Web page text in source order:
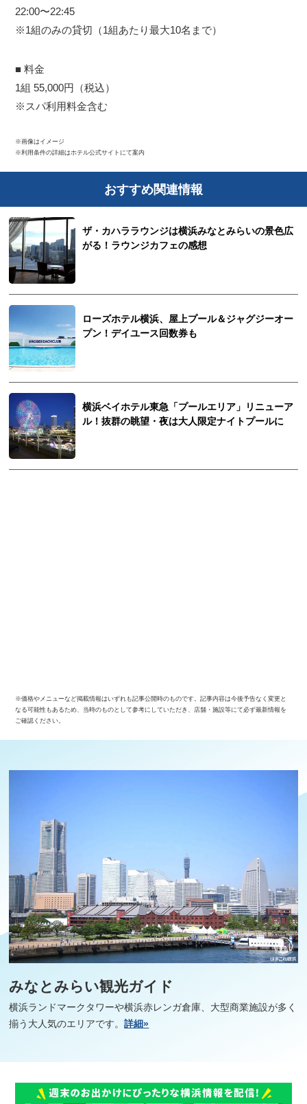
22:00〜22:45
※1組のみの貸切（1組あたり最大10名まで）
■ 料金
1組 55,000円（税込）
※スパ利用料金含む
※画像はイメージ
※利用条件の詳細はホテル公式サイトにて案内
おすすめ関連情報
ザ・カハララウンジは横浜みなとみらいの景色広
がる！ラウンジカフェの感想
ローズホテル横浜、屋上プール＆ジャグジーオー
プン！デイユース回数券も
横浜ベイホテル東急「プールエリア」リニューア
ル！抜群の眺望・夜は大人限定ナイトプールに
※価格やメニューなど掲載情報はいずれも記事公開時のものです。記事内容は今後予告なく変更と
なる可能性もあるため、当時のものとして参考にしていただき、店舗・施設等にて必ず最新情報を
ご確認ください。
みなとみらい観光ガイド
横浜ランドマークタワーや横浜赤レンガ倉庫、大型商業施設が多く
揃う大人気のエリアです。詳細»